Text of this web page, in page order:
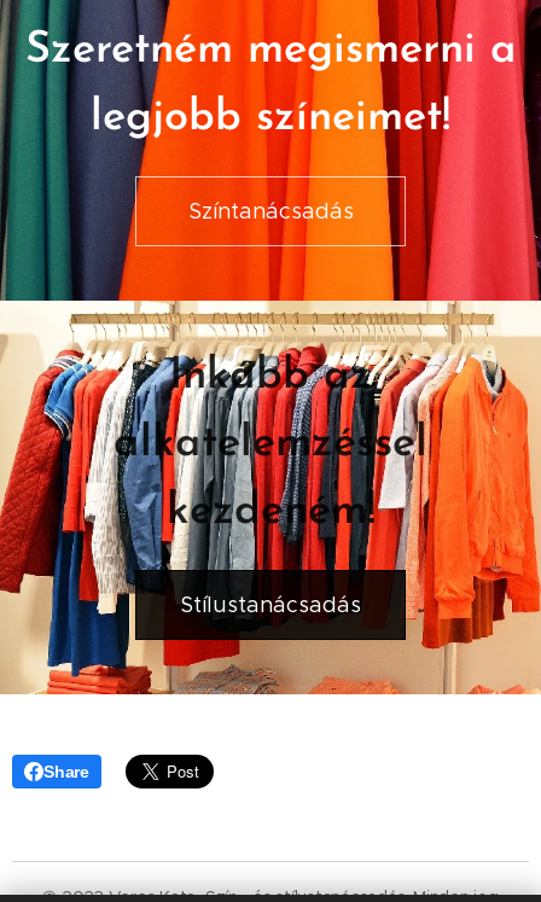
Szeretném megismerni a
legjobb színeimet!
Színtanácsadás
Inkább az
alkatelemzéssel
kezdeném!
Stílustanácsadás
Share